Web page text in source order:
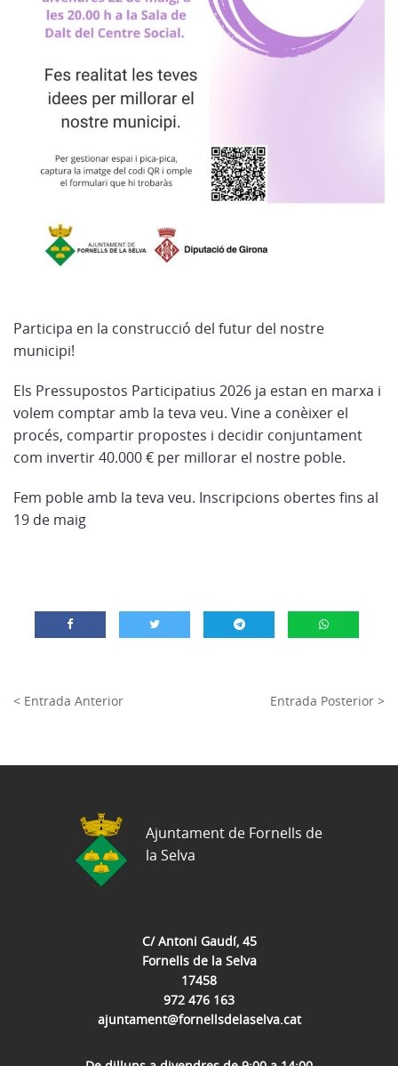
Participa en la construcció del futur del nostre
municipi!
Els Pressupostos Participatius 2026 ja estan en marxa i
volem comptar amb la teva veu. Vine a conèixer el
procés, compartir propostes i decidir conjuntament
com invertir 40.000 € per millorar el nostre poble.
Fem poble amb la teva veu. Inscripcions obertes fins al
19 de maig
< Entrada Anterior Entrada Posterior >
C/ Antoni Gaudí, 45
Fornells de la Selva
17458
972 476 163
ajuntament@fornellsdelaselva.cat
Ajuntament de Fornells de
la Selva